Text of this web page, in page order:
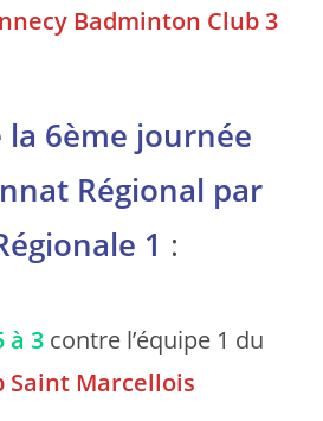
Badminton Club 3
la 6ème journée
Régional par
1 :
à 3 contre l’équipe 1 du
Saint Marcellois